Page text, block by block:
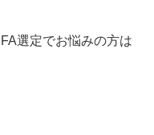
選定でお悩みの方は